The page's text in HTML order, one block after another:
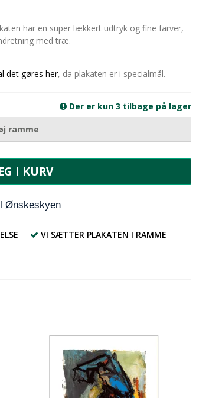
har en super lækkert udtryk og fine farver,
med træ.
det gøres her, da plakaten er i specialmål.
Der er kun 3 tilbage på lager
ramme
I KURV
Ønskeskyen
VI SÆTTER PLAKATEN I RAMME